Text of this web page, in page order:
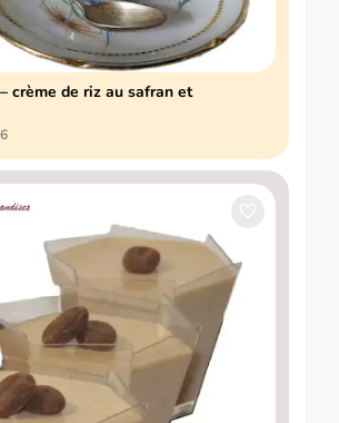
crème de riz au safran et